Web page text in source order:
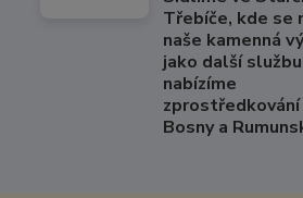
Třebíče, kde se
naše kamenná
jako další službu
nabízíme
Bosny a